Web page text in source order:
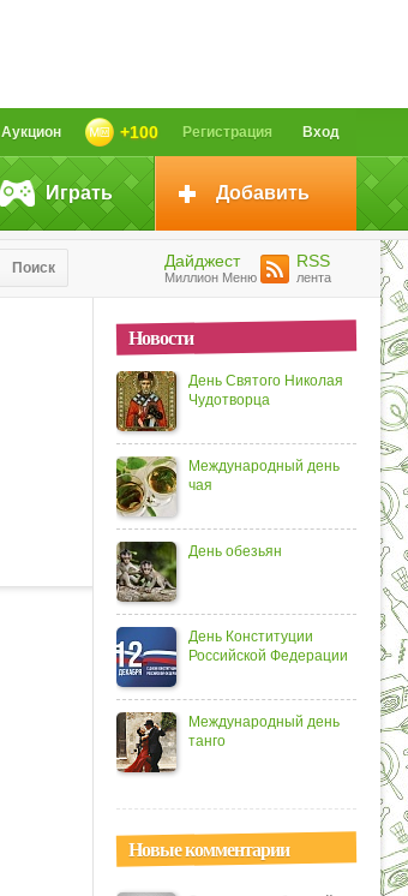
Вход
Регистрация
+100
Аукцион
Играть Добавить
Поиск Дайджест
Миллион Меню
RSS
лента
Новости
День Святого Николая
Чудотворца
Международный день
чая
День обезьян
День Конституции
Российской Федерации
Международный день
танго
Новые комментарии